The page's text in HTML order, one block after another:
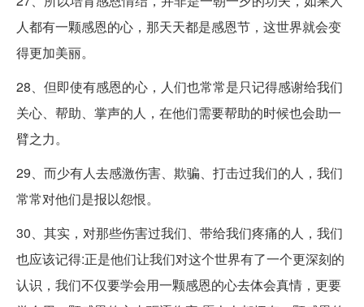
人都有一颗感恩的心，那天天都是感恩节，这世界就会变
得更加美丽。
28、但即使有感恩的心，人们也常常是只记得感谢给我们
关心、帮助、掌声的人，在他们需要帮助的时候也会助一
臂之力。
29、而少有人去感激伤害、欺骗、打击过我们的人，我们
常常对他们是报以怨恨。
30、其实，对那些伤害过我们、带给我们疼痛的人，我们
也应该记得:正是他们让我们对这个世界有了一个更深刻的
认识，我们不仅要学会用一颗感恩的心去体会真情，更要